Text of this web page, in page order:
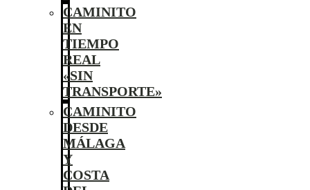
CAMINITO
EN
TIEMPO
REAL
«SIN
TRANSPORTE»
CAMINITO
DESDE
MÁLAGA
Y
COSTA